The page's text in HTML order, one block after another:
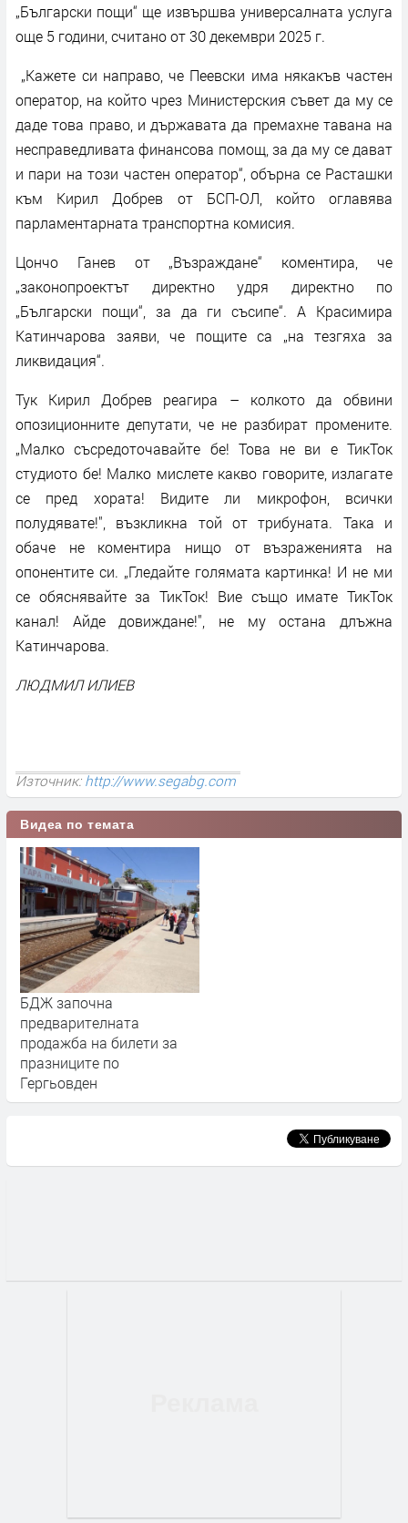
„Български пощи“ ще извършва универсалната услуга
още 5 години, считано от 30 декември 2025 г.
„Кажете си направо, че Пеевски има някакъв частен
оператор, на който чрез Министерския съвет да му се
даде това право, и държавата да премахне тавана на
несправедливата финансова помощ, за да му се дават
и пари на този частен оператор“, обърна се Расташки
към Кирил Добрев от БСП-ОЛ, който оглавява
парламентарната транспортна комисия.
Цончо Ганев от „Възраждане“ коментира, че
„законопроектът директно удря директно по
„Български пощи“, за да ги съсипе“. А Красимира
Катинчарова заяви, че пощите са „на тезгяха за
ликвидация“.
Тук Кирил Добрев реагира – колкото да обвини
опозиционните депутати, че не разбират промените.
„Малко съсредоточавайте бе! Това не ви е ТикТок
студиото бе! Малко мислете какво говорите, излагате
се пред хората! Видите ли микрофон, всички
полудявате!", възкликна той от трибуната. Така и
обаче не коментира нищо от възраженията на
опонентите си. „Гледайте голямата картинка! И не ми
се обяснявайте за ТикТок! Вие също имате ТикТок
канал! Айде довиждане!", не му остана длъжна
Катинчарова.
ЛЮДМИЛ ИЛИЕВ
Източник:http://www.segabg.com
Видеа по темата
БДЖ започна
предварителната
продажба на билети за
празниците по
Гергьовден